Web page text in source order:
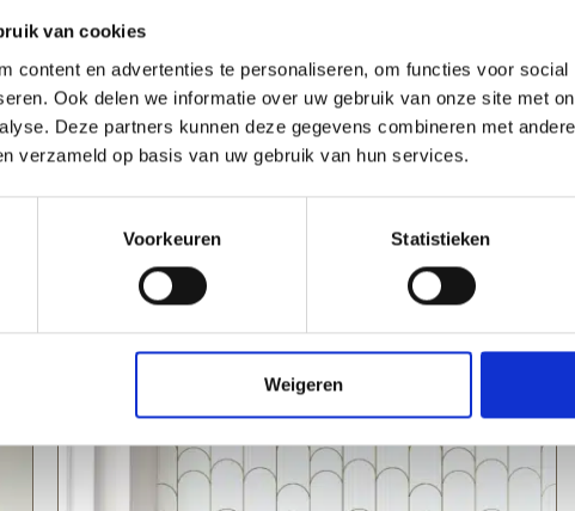
van cookies
content en advertenties te personaliseren, om functies voor
Ook delen we informatie over uw gebruik van onze site met
Deze partners kunnen deze gegevens combineren met
verzameld op basis van uw gebruik van hun services.
Voorkeuren Statistieken
Weigeren